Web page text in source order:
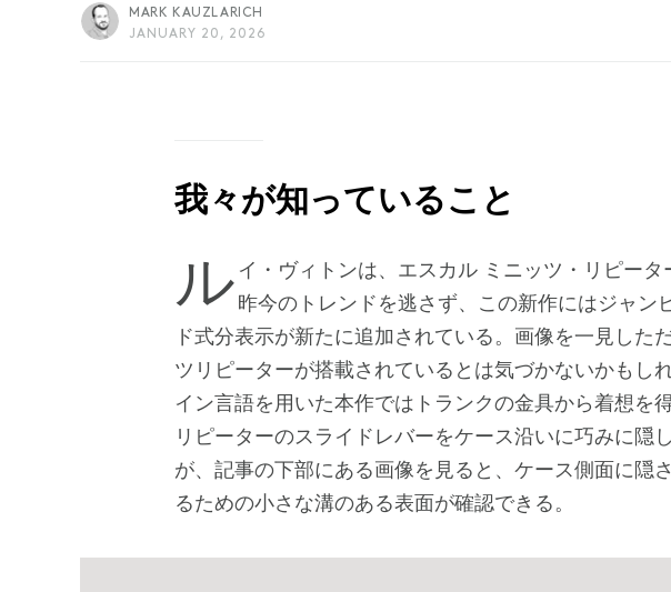
MARK KAUZLARICH
JANUARY 20, 2026
我々が知っていること
ルイ・ヴィトンは、エスカル ミニッツ・リピーターの最新モデルを発表した。 昨今のトレンドを逃さず、この新作にはジャン
ド式分表示が新たに追加されている。画像を一見した
ツリピーターが搭載されているとは気づかないかもし
イン言語を用いた本作ではトランクの金具から着想を
リピーターのスライドレバーをケース沿いに巧みに隠
が、記事の下部にある画像を見ると、ケース側面に隠
るための小さな溝のある表面が確認できる。